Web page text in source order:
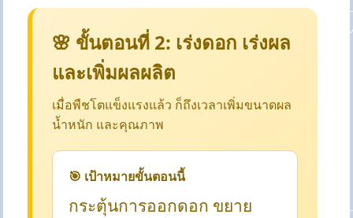
🌸 ขั้นตอนที่ 2: เร่งดอก เร่งผล
และเพิ่มผลผลิต
เมื่อพืชโตแข็งแรงแล้ว ก็ถึงเวลาเพิ่มขนาดผล
น้ำหนัก และคุณภาพ
🎯 เป้าหมายขั้นตอนนี้
กระตุ้นการออกดอก ขยาย